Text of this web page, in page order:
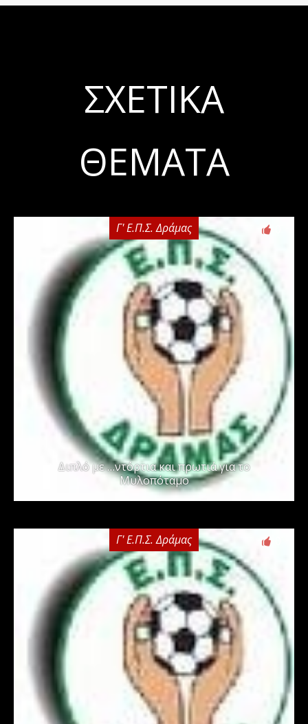
ΣΧΕΤΙΚΆ
ΘΈΜΑΤΑ
Γ' Ε.Π.Σ. Δράμας
Διπλό με …ντόρτια και πρωτιά για το
Μυλοπόταμο
Γ' Ε.Π.Σ. Δράμας